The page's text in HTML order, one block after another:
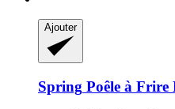
Ajouter
Spring Poêle à Frire